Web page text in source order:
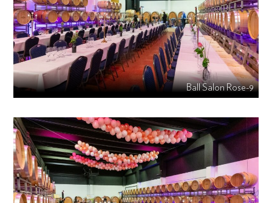
Ball Salon Rose-9